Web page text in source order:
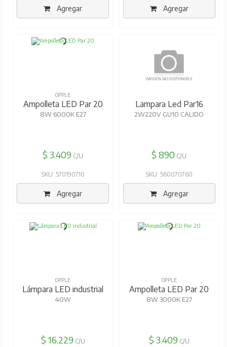
Agregar Agregar
OPPLE
Ampolleta LED Par 20
8W 6000K E27
$ 3.409 C/U
SKU: 570190710
Agregar
Lampara Led Par16
2W220V GU10 CALIDO
$ 890 C/U
SKU: 560070760
Agregar
OPPLE
Lámpara LED industrial
40W
$ 16.229 C/U
OPPLE
Ampolleta LED Par 20
8W 3000K E27
$ 3.409 C/U